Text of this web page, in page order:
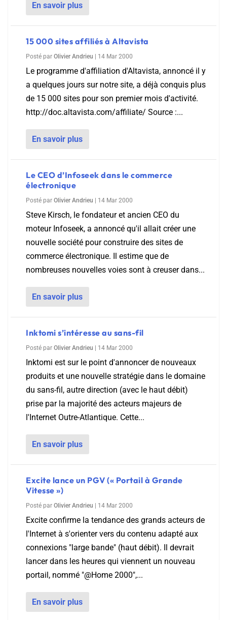
En savoir plus
15 000 sites affiliés à Altavista
Posté par Olivier Andrieu 14 Mar 2000
Le programme d'affiliation d'Altavista, annoncé il y
a quelques jours sur notre site, a déjà conquis plus
de 15 000 sites pour son premier mois d'activité.
http://doc.altavista.com/affiliate/ Source :...
En savoir plus
Le CEO d’Infoseek dans le commerce
électronique
Posté par Olivier Andrieu 14 Mar 2000
Steve Kirsch, le fondateur et ancien CEO du
moteur Infoseek, a annoncé qu'il allait créer une
nouvelle société pour construire des sites de
commerce électronique. Il estime que de
nombreuses nouvelles voies sont à creuser dans...
En savoir plus
Inktomi s’intéresse au sans-fil
Posté par Olivier Andrieu 14 Mar 2000
Inktomi est sur le point d'annoncer de nouveaux
produits et une nouvelle stratégie dans le domaine
du sans-fil, autre direction (avec le haut débit)
prise par la majorité des acteurs majeurs de
l'Internet Outre-Atlantique. Cette...
En savoir plus
Excite lance un PGV (« Portail à Grande
Vitesse »)
Posté par Olivier Andrieu 14 Mar 2000
Excite confirme la tendance des grands acteurs de
l'Internet à s'orienter vers du contenu adapté aux
connexions "large bande" (haut débit). Il devrait
lancer dans les heures qui viennent un nouveau
portail, nommé "@Home 2000",...
En savoir plus